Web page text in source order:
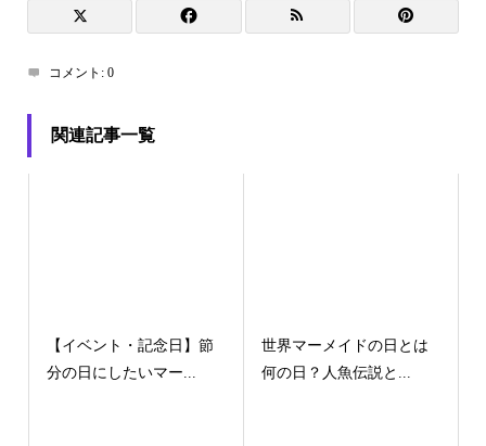
コメント: 0
関連記事一覧
【イベント・記念日】節
分の日にしたいマー...
世界マーメイドの日とは
何の日？人魚伝説と...